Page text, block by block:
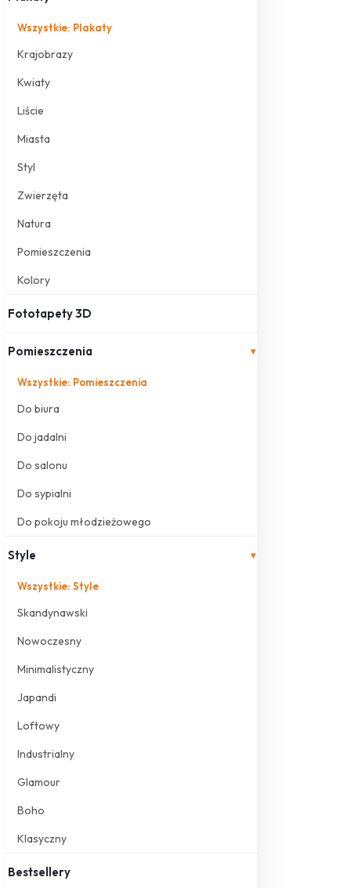
Wszystkie: Plakaty
Krajobrazy
Kwiaty
Liście
Miasta
Styl
Zwierzęta
Natura
Pomieszczenia
Kolory
Fototapety 3D
Pomieszczenia ▾
Wszystkie: Pomieszczenia
Do biura
Do jadalni
Do salonu
Do sypialni
Do pokoju młodzieżowego
Style ▾
Wszystkie: Style
Skandynawski
Nowoczesny
Minimalistyczny
Japandi
Loftowy
Industrialny
Glamour
Boho
Klasyczny
Bestsellery